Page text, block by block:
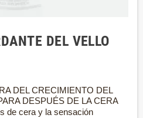
DEL VELLO
DEL CRECIMIENTO DEL
DESPUÉS DE LA CERA
de cera y la sensación